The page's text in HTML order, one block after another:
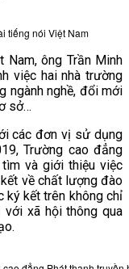
tiếng nói Việt Nam
ông Trần Minh
việc hai nhà trường
ngành nghề, đổi mới
sở…
các đơn vị sử dụng
Trường cao đẳng
và giới thiệu việc
về chất lượng đào
ký kết trên không chỉ
xã hội thông qua